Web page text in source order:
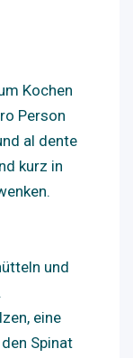
Kochen
Person
al dente
kurz in
und
eine
Spinat